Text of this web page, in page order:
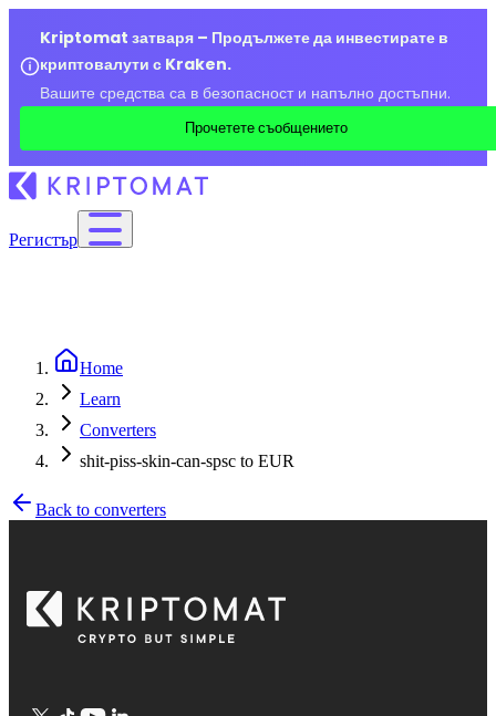
Kriptomat затваря – Продължете да инвестирате в
криптовалути с Kraken.
Вашите средства са в безопасност и напълно достъпни.
Прочетете съобщението
Регистър
Home
Learn
Converters
shit-piss-skin-can-spsc to EUR
Back to converters